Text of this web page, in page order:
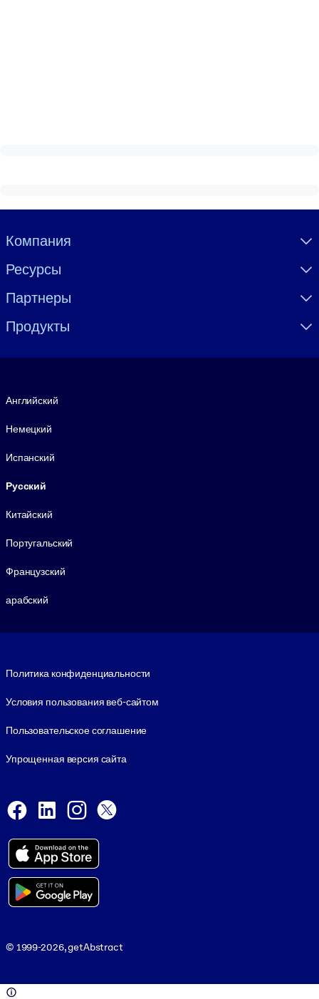
Visually hidden Text
Компания
Ресурсы
Партнеры
Продукты
Английский
Немецкий
Испанский
Русский
Китайский
Португальский
Французский
арабский
Политика конфиденциальности
Условия пользования веб-сайтом
Пользовательское соглашение
Упрощенная версия сайта
Facebook
LinkedInInstagram
© 1999-2026, getAbstract